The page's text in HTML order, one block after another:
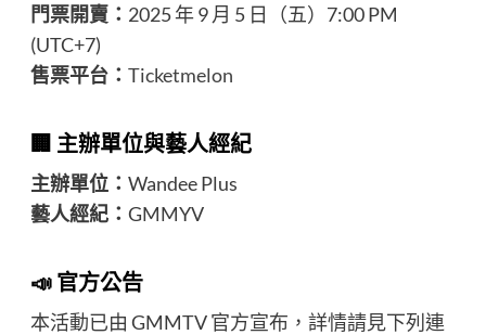
門票開賣： 2025 年 9 月 5 日（五）7:00 PM
(UTC+7)
售票平台： Ticketmelon
🏢 主辦單位與藝人經紀
主辦單位： Wandee Plus
藝人經紀： GMMYV
📣 官方公告
本活動已由 GMMTV 官方宣布，詳情請見下列連